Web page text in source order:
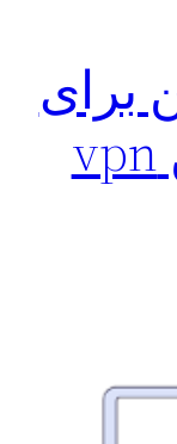
برای
مک بوک(بهترین vpn